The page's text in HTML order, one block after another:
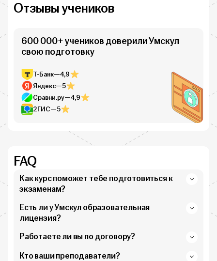
Отзывы учеников
600 000+ учеников доверили Умскул
свою подготовку
Т-Банк—4,9
Яндекс—5
Сравни.ру—4,9
2ГИС—5
FAQ
Как курс поможет тебе подготовиться к
экзаменам?
Есть ли у Умскул образовательная
лицензия?
Работаете ли вы по договору?
Кто ваши преподаватели?